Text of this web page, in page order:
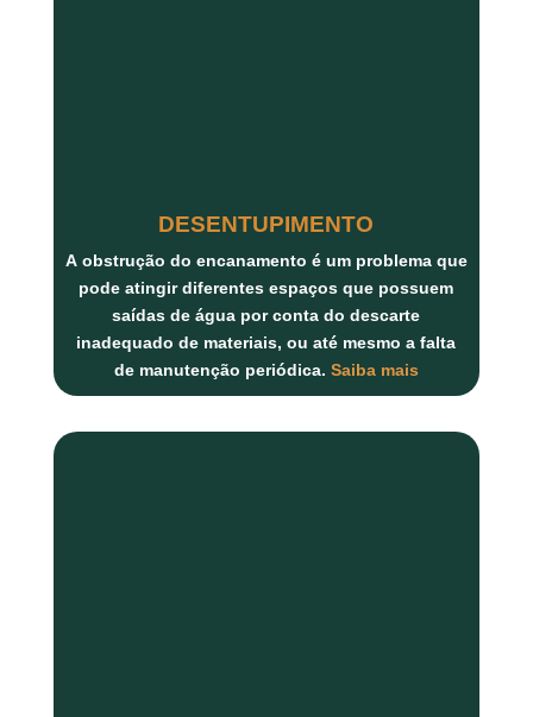
DESENTUPIMENTO
A obstrução do encanamento é um problema que
pode atingir diferentes espaços que possuem
saídas de água por conta do descarte
inadequado de materiais, ou até mesmo a falta
de manutenção periódica. Saiba mais